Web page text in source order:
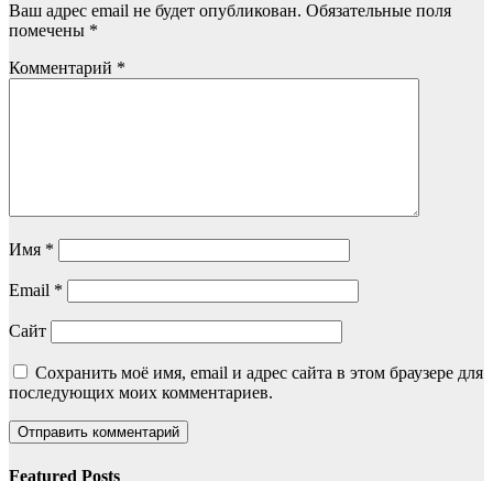
Ваш адрес email не будет опубликован. Обязательные поля
помечены *
Комментарий *
Имя *
Email *
Сайт
Сохранить моё имя, email и адрес сайта в этом браузере для
последующих моих комментариев.
Featured Posts